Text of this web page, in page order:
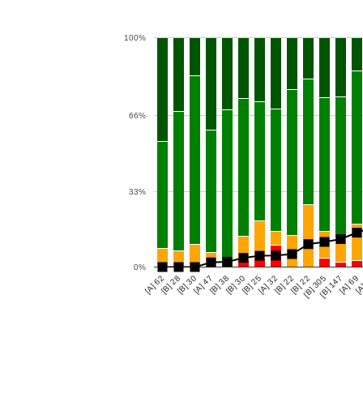
[A] 62[B] 28[B] 30[A] 47[B] 38[B] 30[B] 25[A] 32[B] 22[B] 22[B] 305[B] 147[A] 69
0%
33%
66%
100%